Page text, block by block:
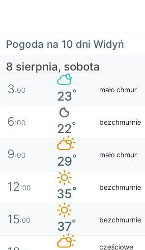
Pogoda na 10 dni Widyń
8 sierpnia, sobota
3:00 23° mało chmur
6:00 22° bezchmurnie
9:00 29° mało chmur
12:00 35° bezchmurnie
15:00 37° bezchmurnie
częściowe